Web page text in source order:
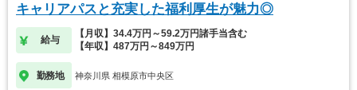
キャリアパスと充実した福利厚生が魅力◎
給与
【月収】34.4万円～59.2万円諸手当含む
【年収】487万円～849万円
勤務地 神奈川県 相模原市中央区